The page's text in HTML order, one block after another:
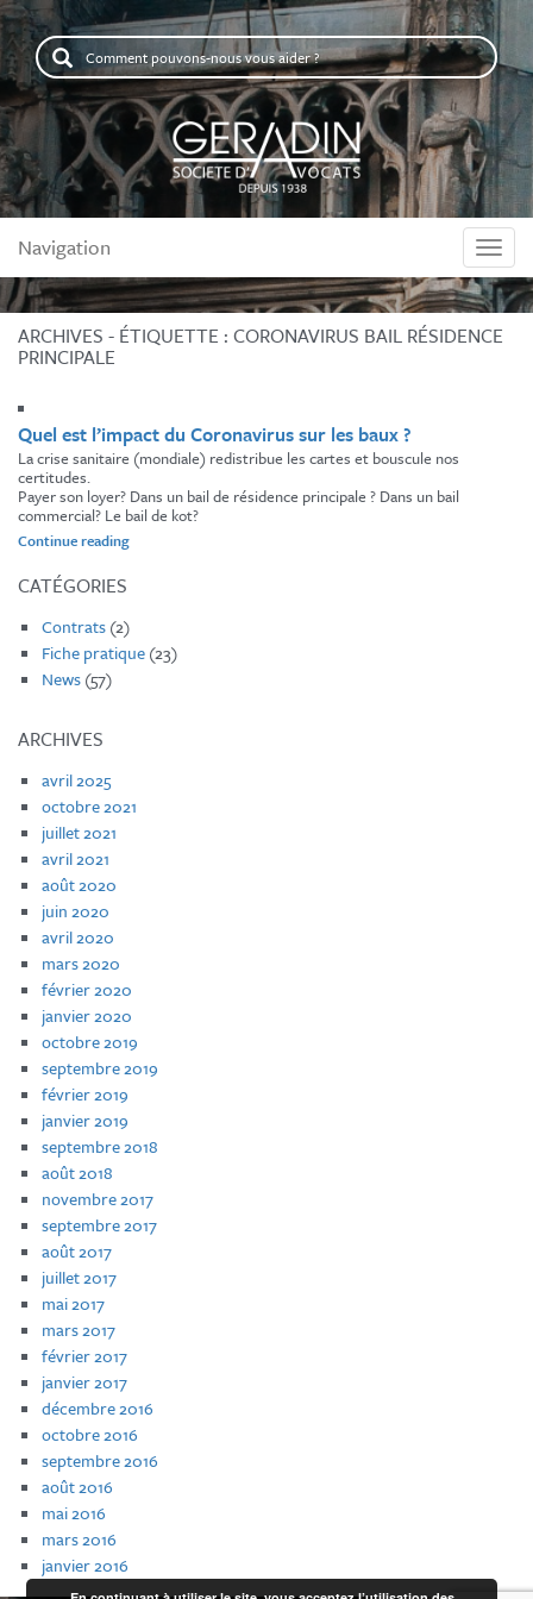
Comment
pouvons-
nous
vous
aider
?
Navigation
ARCHIVES - ÉTIQUETTE : CORONAVIRUS BAIL RÉSIDENCE
PRINCIPALE
Quel est l’impact du Coronavirus sur les baux ?
La crise sanitaire (mondiale) redistribue les cartes et bouscule nos
certitudes.
Payer son loyer? Dans un bail de résidence principale ? Dans un bail
commercial? Le bail de kot?
Continue reading« Quel
les
CATÉGORIES
Contrats(2)
Fiche pratique(23)
News(57)
ARCHIVES
avril 2025
octobre 2021
juillet 2021
avril 2021
août 2020
juin 2020
avril 2020
mars 2020
février 2020
janvier 2020
octobre 2019
septembre 2019
février 2019
janvier 2019
septembre 2018
août 2018
novembre 2017
septembre 2017
août 2017
juillet 2017
mai 2017
mars 2017
février 2017
janvier 2017
décembre 2016
octobre 2016
septembre 2016
août 2016
mai 2016
mars 2016
janvier 2016